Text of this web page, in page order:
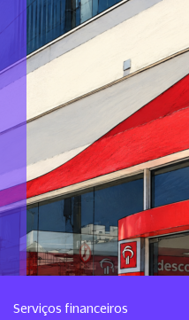
Serviços financeiros